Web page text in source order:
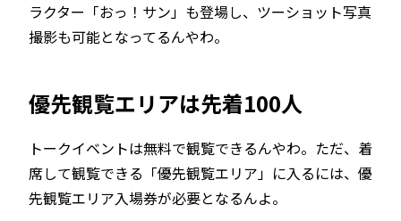
ラクター「おっ！サン」も登場し、ツーショット写真
撮影も可能となってるんやわ。
優先観覧エリアは先着100人
トークイベントは無料で観覧できるんやわ。ただ、着
席して観覧できる「優先観覧エリア」に入るには、優
先観覧エリア入場券が必要となるんよ。